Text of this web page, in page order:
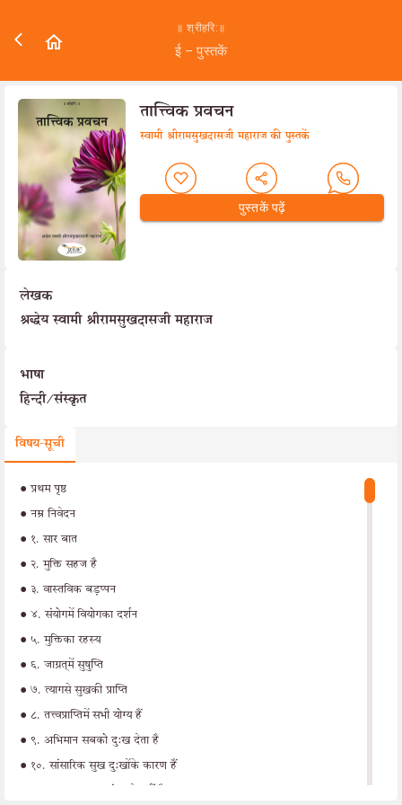
॥ श्रीहरि:॥
ई – पुस्तकें
तात्त्विक प्रवचन
स्वामी श्रीरामसुखदासजी महाराज की पुस्तकें
पुस्तकें पढ़ें
लेखक
श्रद्धेय स्वामी श्रीरामसुखदासजी महाराज
भाषा
हिन्दी/संस्कृत
विषय-सूची
•प्रथम पृष्ठ
•नम्र निवेदन
• १. सार बात
• २. मुक्ति सहज है
• ३. वास्तविक बड़प्पन
• ४. संयोगमें वियोगका दर्शन
• ५. मुक्तिका रहस्य
• ६. जाग्रत‍्में सुषुप्ति
• ७. त्यागसे सुखकी प्राप्ति
• ८. तत्त्वप्राप्तिमें सभी योग्य हैं
• ९. अभिमान सबको दु:ख देता है
• १०. सांसारिक सुख दु:खाेंके कारण हैं